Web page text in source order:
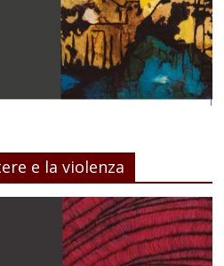
e la violenza